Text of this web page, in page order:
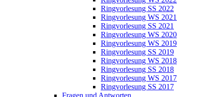
Ringvorlesung SS 2022
Ringvorlesung WS 2021
Ringvorlesung SS 2021
Ringvorlesung WS 2020
Ringvorlesung WS 2019
Ringvorlesung SS 2019
Ringvorlesung WS 2018
Ringvorlesung SS 2018
Ringvorlesung WS 2017
Ringvorlesung SS 2017